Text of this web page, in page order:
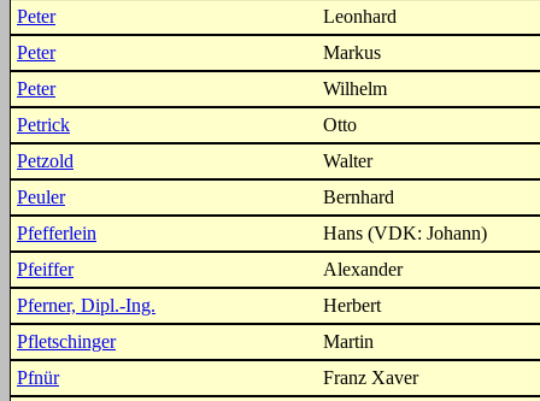
Peter
Leonhard
Peter
Markus
Peter
Wilhelm
Petrick
Otto
Petzold
Walter
Peuler
Bernhard
Pfefferlein
Hans (VDK: Johann)
Pfeiffer
Alexander
Pferner, Dipl.-Ing.
Herbert
Pfletschinger
Martin
Pfnür
Franz Xaver